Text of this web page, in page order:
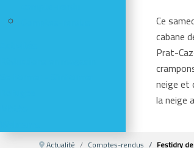
Ce
cabane
Prat-
neige et
la neige
Actualité Comptes-rendus Festidry